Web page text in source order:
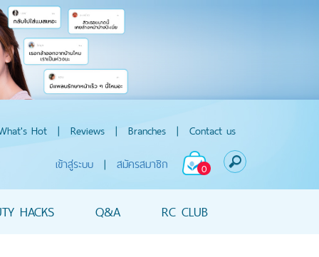
Hot | Reviews | Branches | Contact us
0
เข้าสู่ระบบ | สมัครสมาชิก
HACKS Q&A RC CLUB